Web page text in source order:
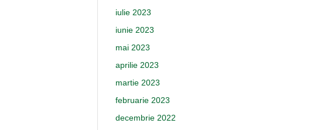
iulie 2023
iunie 2023
mai 2023
aprilie 2023
martie 2023
februarie 2023
decembrie 2022